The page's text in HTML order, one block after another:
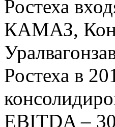
Ростеха
КАМАЗ,
Ростеха в
EBITDA –